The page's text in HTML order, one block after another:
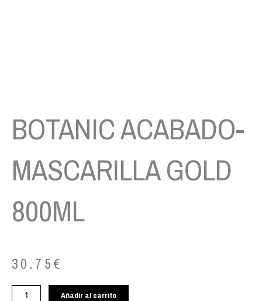
BOTANIC ACABADO-
MASCARILLA GOLD
800ML
30.75€
BOTANIC
Añadir al carrito